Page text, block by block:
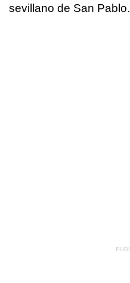
sevillano de San Pablo.